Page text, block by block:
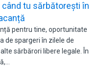
tu sărbătorești în
pentru tine, oportunitate
de spargeri în zilele de
sărbărori libere legale. În